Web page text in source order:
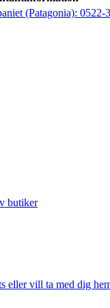
(Patagonia): 0522-
butiker
eller vill ta med dig